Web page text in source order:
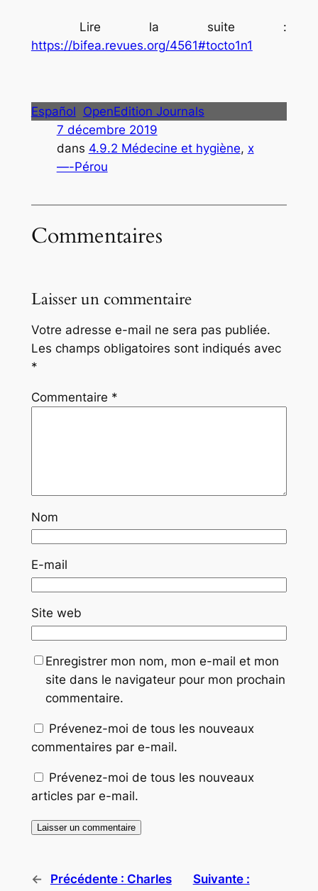
Lire la suite :
https://bifea.revues.org/4561#tocto1n1
Español OpenEdition Journals
7 décembre 2019
dans 4.9.2 Médecine et hygiène, x
—-Pérou
Commentaires
Laisser un commentaire
Votre adresse e-mail ne sera pas publiée.
Les champs obligatoires sont indiqués avec
*
Commentaire *
Nom
E-mail
Site web
Enregistrer mon nom, mon e-mail et mon
site dans le navigateur pour mon prochain
commentaire.
Prévenez-moi de tous les nouveaux
commentaires par e-mail.
Prévenez-moi de tous les nouveaux
articles par e-mail.
← Précédente : Charles
Suivante :